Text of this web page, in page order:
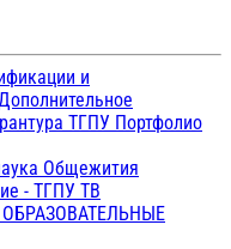
и
ТГПУ Портфолио
Общежития
- ТГПУ ТВ
ОБРАЗОВАТЕЛЬНЫЕ